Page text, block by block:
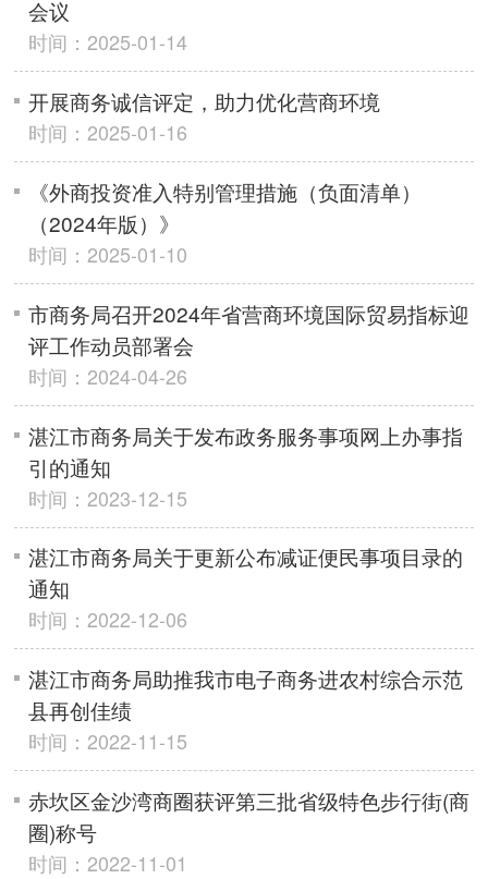
会议
时间：2025-01-14
开展商务诚信评定，助力优化营商环境
时间：2025-01-16
《外商投资准入特别管理措施（负面清单）
（2024年版）》
时间：2025-01-10
市商务局召开2024年省营商环境国际贸易指标迎
评工作动员部署会
时间：2024-04-26
湛江市商务局关于发布政务服务事项网上办事指
引的通知
时间：2023-12-15
湛江市商务局关于更新公布减证便民事项目录的
通知
时间：2022-12-06
湛江市商务局助推我市电子商务进农村综合示范
县再创佳绩
时间：2022-11-15
赤坎区金沙湾商圈获评第三批省级特色步行街(商
圈)称号
时间：2022-11-01